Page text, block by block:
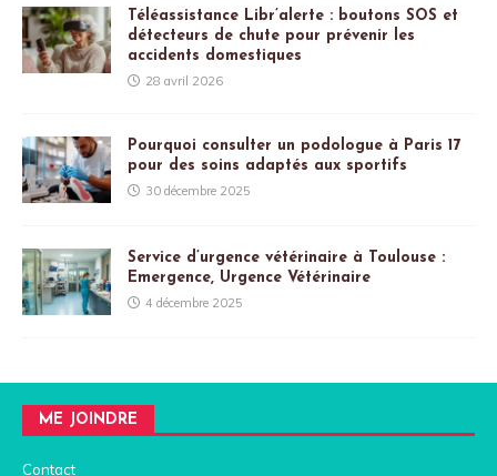
Téléassistance Libr’alerte : boutons SOS et
détecteurs de chute pour prévenir les
accidents domestiques
28 avril 2026
Pourquoi consulter un podologue à Paris 17
pour des soins adaptés aux sportifs
30 décembre 2025
Service d’urgence vétérinaire à Toulouse :
Emergence, Urgence Vétérinaire
4 décembre 2025
ME JOINDRE
Contact